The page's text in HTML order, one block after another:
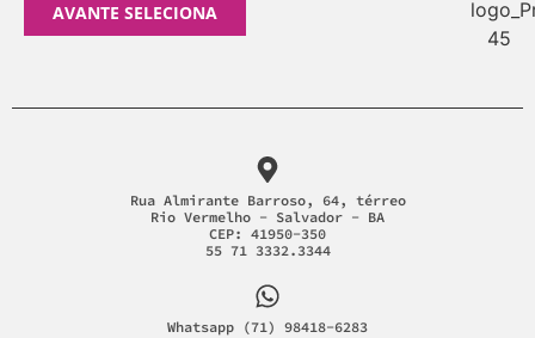
AVANTE SELECIONA
Rua Almirante Barroso, 64, térreo
Rio Vermelho - Salvador - BA
CEP: 41950-350
55 71 3332.3344
Whatsapp (71) 98418-6283